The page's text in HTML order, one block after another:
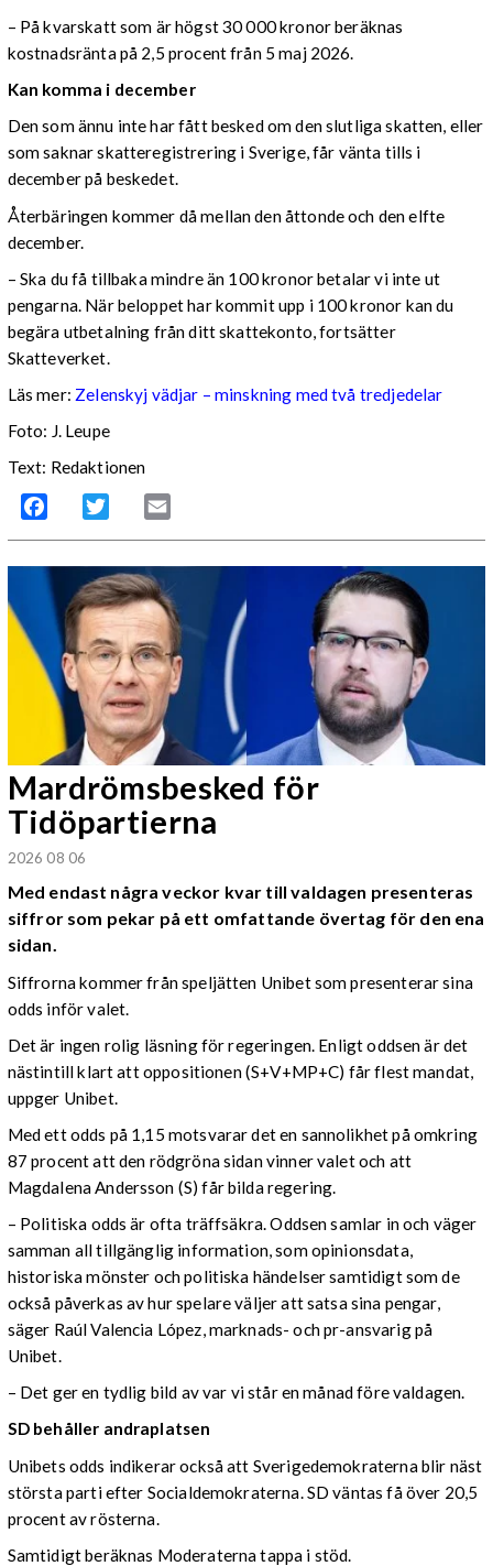
– På kvarskatt som är högst 30 000 kronor beräknas
kostnadsränta på 2,5 procent från 5 maj 2026.
Kan komma i december
Den som ännu inte har fått besked om den slutliga skatten, eller
som saknar skatteregistrering i Sverige, får vänta tills i
december på beskedet.
Återbäringen kommer då mellan den åttonde och den elfte
december.
– Ska du få tillbaka mindre än 100 kronor betalar vi inte ut
pengarna. När beloppet har kommit upp i 100 kronor kan du
begära utbetalning från ditt skattekonto, fortsätter
Skatteverket.
Läs mer: Zelenskyj vädjar – minskning med två tredjedelar
Foto: J. Leupe
Text: Redaktionen
Facebook Twitter
Mardrömsbesked för
Tidöpartierna
2026 08 06
Med endast några veckor kvar till valdagen presenteras
siffror som pekar på ett omfattande övertag för den ena
sidan.
Siffrorna kommer från speljätten Unibet som presenterar sina
odds inför valet.
Det är ingen rolig läsning för regeringen. Enligt oddsen är det
nästintill klart att oppositionen (S+V+MP+C) får flest mandat,
uppger Unibet.
Med ett odds på 1,15 motsvarar det en sannolikhet på omkring
87 procent att den rödgröna sidan vinner valet och att
Magdalena Andersson (S) får bilda regering.
– Politiska odds är ofta träffsäkra. Oddsen samlar in och väger
samman all tillgänglig information, som opinionsdata,
historiska mönster och politiska händelser samtidigt som de
också påverkas av hur spelare väljer att satsa sina pengar,
säger Raúl Valencia López, marknads- och pr-ansvarig på
Unibet.
– Det ger en tydlig bild av var vi står en månad före valdagen.
SD behåller andraplatsen
Unibets odds indikerar också att Sverigedemokraterna blir näst
största parti efter Socialdemokraterna. SD väntas få över 20,5
procent av rösterna.
Samtidigt beräknas Moderaterna tappa i stöd.